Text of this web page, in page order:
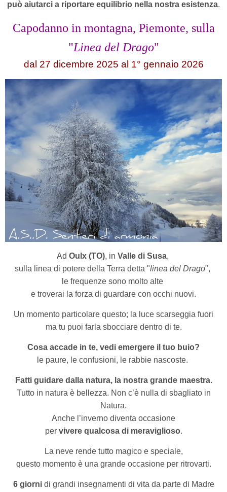
può aiutarci a riportare equilibrio nella nostra esistenza.
Capodanno in montagna, Piemonte, sulla
"Linea del Drago"
dal 27 dicembre 2025 al 1° gennaio 2026
Ad Oulx (TO), in Valle di Susa,
sulla linea di potere della Terra detta "linea del Drago",
le frequenze sono molto alte
e troverai la forza di guardare con occhi nuovi.
Un momento particolare questo; la luce scarseggia fuori
ma tu puoi farla sbocciare dentro di te.
Cosa accade in te, vedi emergere il tuo buio?
le paure, le confusioni, le rabbie nascoste.
Fatti guidare dalla natura, la nostra grande maestra.
Tutto in natura è bellezza. Non c’è nulla di sbagliato in
Natura.
Anche l’inverno diventa occasione
per vivere qualcosa di meraviglioso.
La neve rende tutto magico e speciale,
questo momento è una grande occasione per ritrovarti.
6 giornidi grandi insegnamenti di vita da parte di Madre